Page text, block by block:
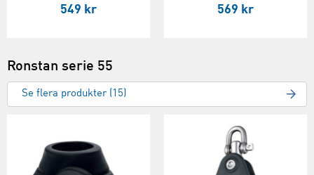
549 kr 569 kr
Ronstan serie 55
Se flera produkter (15)